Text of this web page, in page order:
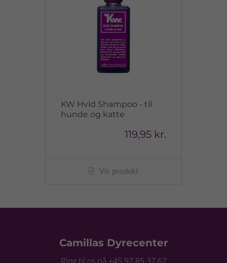
KW Hvid Shampoo - til
hunde og katte
119,95 kr.
Vis produkt
Camillas Dyrecenter